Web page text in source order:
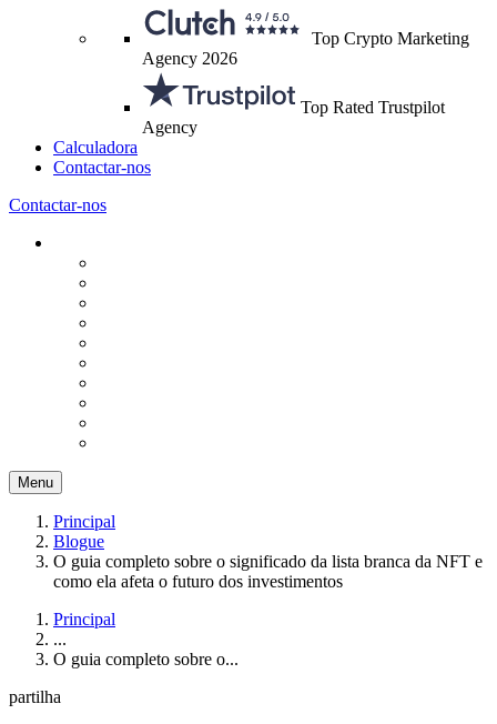
Top Crypto Marketing
Agency 2026
Top Rated Trustpilot
Agency
Calculadora
Contactar-nos
Contactar-nos
Menu
Principal
Blogue
O guia completo sobre o significado da lista branca da NFT e
como ela afeta o futuro dos investimentos
Principal
...
O guia completo sobre o...
partilha